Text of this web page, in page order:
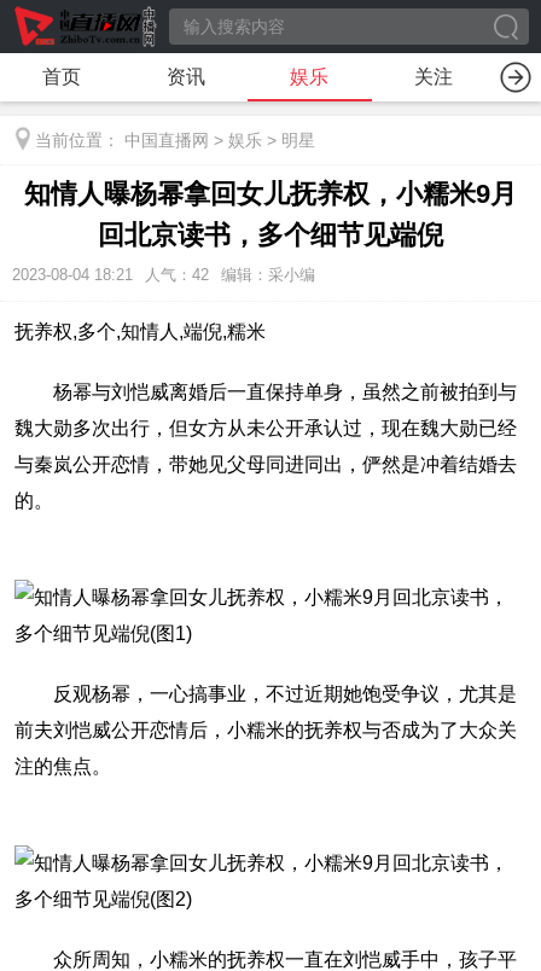
首页 资讯 娱乐 关注
当前位置： 中国直播网 > 娱乐 > 明星
知情人曝杨幂拿回女儿抚养权，小糯米9月
回北京读书，多个细节见端倪
2023-08-04 18:21 人气： 42 编辑：采小编
抚养权,多个,知情人,端倪,糯米
杨幂与刘恺威离婚后一直保持单身，虽然之前被拍到与
魏大勋多次出行，但女方从未公开承认过，现在魏大勋已经
与秦岚公开恋情，带她见父母同进同出，俨然是冲着结婚去
的。
反观杨幂，一心搞事业，不过近期她饱受争议，尤其是
前夫刘恺威公开恋情后，小糯米的抚养权与否成为了大众关
注的焦点。
众所周知，小糯米的抚养权一直在刘恺威手中，孩子平